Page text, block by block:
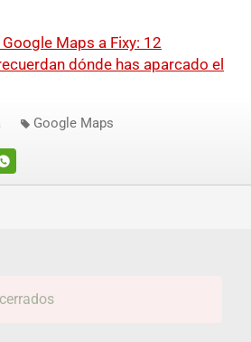
Google Maps a Fixy: 12
dónde has aparcado el
Google Maps